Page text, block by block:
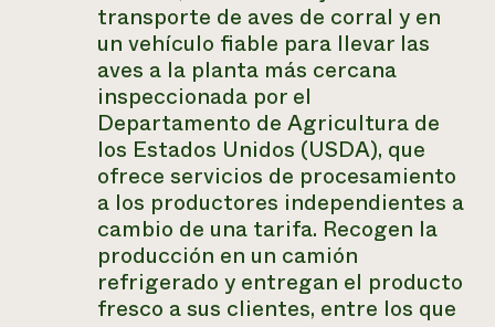
transporte de aves de corral y en
un vehículo fiable para llevar las
aves a la planta más cercana
inspeccionada por el
Departamento de Agricultura de
los Estados Unidos (USDA), que
ofrece servicios de procesamiento
a los productores independientes a
cambio de una tarifa. Recogen la
producción en un camión
refrigerado y entregan el producto
fresco a sus clientes, entre los que